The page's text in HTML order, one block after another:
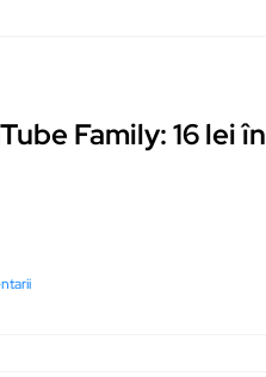
Family: 16 lei în